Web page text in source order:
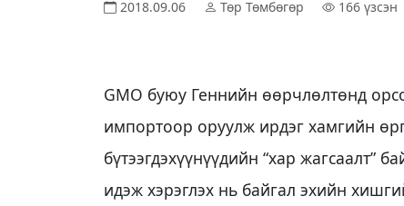
2018.09.06 Төр Төмбөгөр 166 үзсэн
GМО буюу Геннийн өөрчлөлтөнд
импортоор оруулж ирдэг хамгийн
бүтээгдэхүүнүүдийн “хар жагсаалт”
идэж хэрэглэх нь байгал эхийн